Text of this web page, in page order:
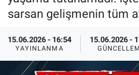
sarsan gelişmenin tüm
15.06.2026 - 16:54
YAYINLANMA
15.06.2026 -